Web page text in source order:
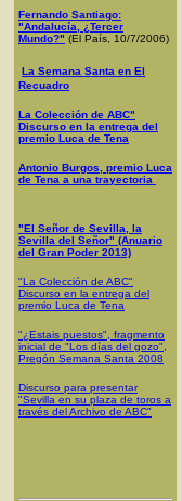
Fernando Santiago:
"Andalucía, ¿Tercer
Mundo?" (El País, 10/7/2006)
La Semana Santa en El
Recuadro
La Colección de ABC"
Discurso en la entrega del
premio Luca de Tena
Antonio Burgos, premio Luca
de Tena a una trayectoria
"El Señor de Sevilla, la
Sevilla del Señor" (Anuario
del Gran Poder 2013)
"La Colección de ABC"
Discurso en la entrega del
premio Luca de Tena
"¿Estais puestos", fragmento
inicial de "Los días del gozo",
Pregón Semana Santa 2008
Discurso para presentar
"Sevilla en su plaza de toros a
través del Archivo de ABC"